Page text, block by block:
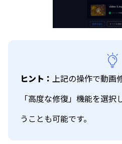
ヒント： 上記の操作で動画
「高度な修復」機能を選
うことも可能です。